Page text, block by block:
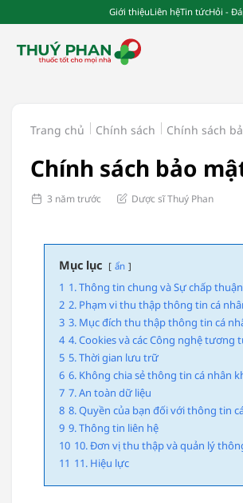
đến
Giới thiệuLiên hệTin tứcHỏi -
Trang chủ Chính sách Chính sách
Chính sách bảo
3 năm trước Dược sĩ Thuý Phan
Mục lục ẩn
1 1. Thông tin chung và Sự chấp thuận
2 2. Phạm vi thu thập thông tin cá
3 3. Mục đích thu thập thông tin cá
4 4. Cookies và các Công nghệ tương
5 5. Thời gian lưu trữ
6 6. Không chia sẻ thông tin cá nhân
7 7. An toàn dữ liệu
8 8. Quyền của bạn đối với thông tin
9 9. Thông tin liên hệ
10 10. Đơn vị thu thập và quản lý
11 11. Hiệu lực